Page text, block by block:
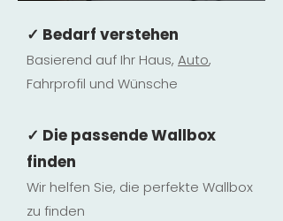
✓ Bedarf verstehen
Basierend auf Ihr Haus, Auto,
Fahrprofil und Wünsche
✓ Die passende Wallbox
finden
Wir helfen Sie, die perfekte Wallbox
zu finden